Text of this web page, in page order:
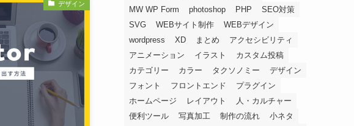
デザイン
MW WP Form
photoshop PHP
SEO対策
SVG
WEBサイト制作
WEBデザイン
wordpress
XD まとめ
アクセシビリティ
アニメーション
イラスト
カスタム投稿
カテゴリー
カラー タクソノミー
デザイン
フォント
フロントエンド
プラグイン
ホームページ
レイアウト
人・カルチャー
便利ツール
写真加工 制作の流れ
小ネタ